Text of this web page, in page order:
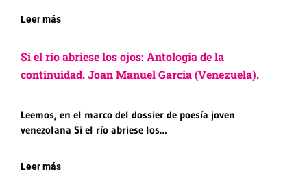
Leer más
Si el río abriese los ojos: Antología de la
continuidad. Joan Manuel Garcia (Venezuela).
Leemos, en el marco del dossier de poesía joven
venezolana Si el río abriese los…
Leer más